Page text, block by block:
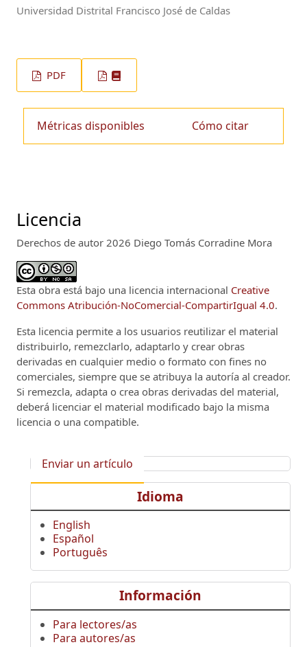
Universidad Distrital Francisco José de Caldas
PDF
Métricas disponibles Cómo citar
Licencia
Derechos de autor 2026 Diego Tomás Corradine Mora
Esta obra está bajo una licencia internacional Creative
Commons Atribución-NoComercial-CompartirIgual 4.0.
Esta licencia permite a los usuarios reutilizar el material
distribuirlo, remezclarlo, adaptarlo y crear obras
derivadas en cualquier medio o formato con fines no
comerciales, siempre que se atribuya la autoría al creador.
Si remezcla, adapta o crea obras derivadas del material,
deberá licenciar el material modificado bajo la misma
licencia o una compatible.
Enviar un artículo
Idioma
English
Español
Português
Información
Para lectores/as
Para autores/as